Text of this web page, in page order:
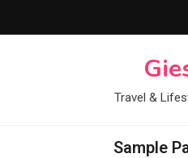
Travel &
Sample